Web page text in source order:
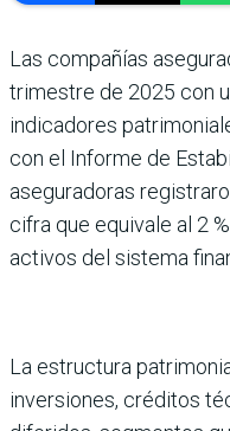
Las compañías
trimestre de 2025 con
indicadores
con el Informe de
ase­guradoras
cifra que equivale al 2
activos del sis­tema
La estructura
inversiones, créditos